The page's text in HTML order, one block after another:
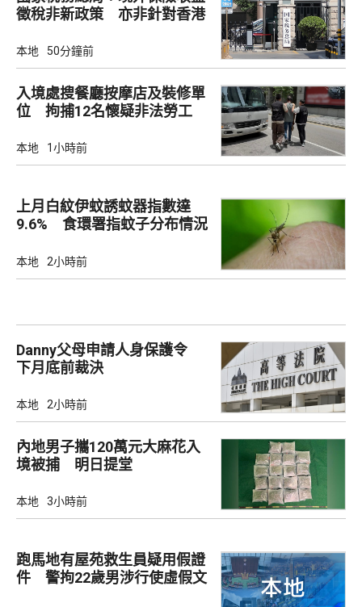
徵稅非新政策 亦非針對香港
本地 50分鐘前
入境處搜餐廳按摩店及裝修單
位 拘捕12名懷疑非法勞工
本地 1小時前
上月白紋伊蚊誘蚊器指數達
9.6% 食環署指蚊子分布情況
本地 2小時前
Danny父母申請人身保護令
下月底前裁決
本地 2小時前
內地男子攜120萬元大麻花入
境被捕 明日提堂
本地 3小時前
跑馬地有屋苑救生員疑用假證
件 警拘22歲男涉行使虛假文